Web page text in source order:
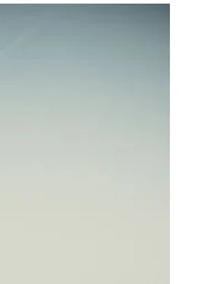
de Pampelonne